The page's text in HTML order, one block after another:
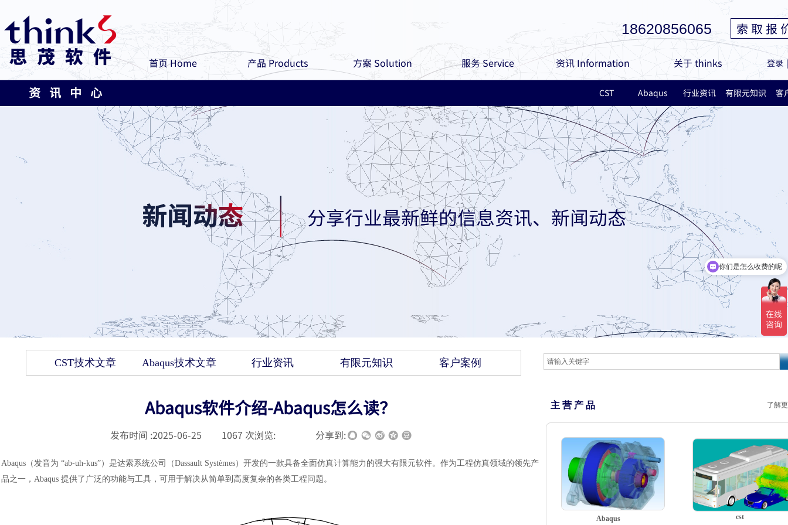
18620856065
登录 |
索 取 报
首页 Home 产品 Products 方案 Solution 服务 Service 资讯 Information 关于 thinks
分享行业最新鲜的信息资讯、新闻动态
资 讯 中 心 CST Abaqus 行业资讯 有限元知识 客
CST技术文章 Abaqus技术文章 行业资讯 有限元知识 客户案例
Abaqus软件介绍-Abaqus怎么读？
发布时间 :2025-06-25 1067 次浏览: 分享到:
Abaqus（发音为 “ab-uh-kus”）是达索系统公司（Dassault Systèmes）开发的一款具备全面仿真计算能力的强大有限元软件。作为工程仿真领域的领先产
品之一，Abaqus 提供了广泛的功能与工具，可用于解决从简单到高度复杂的各类工程问题。
主 营 产 品 了解
cst
Abaqus
你们是怎么收费的呢